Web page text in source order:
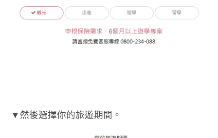
▼然後選擇你的旅遊期間。